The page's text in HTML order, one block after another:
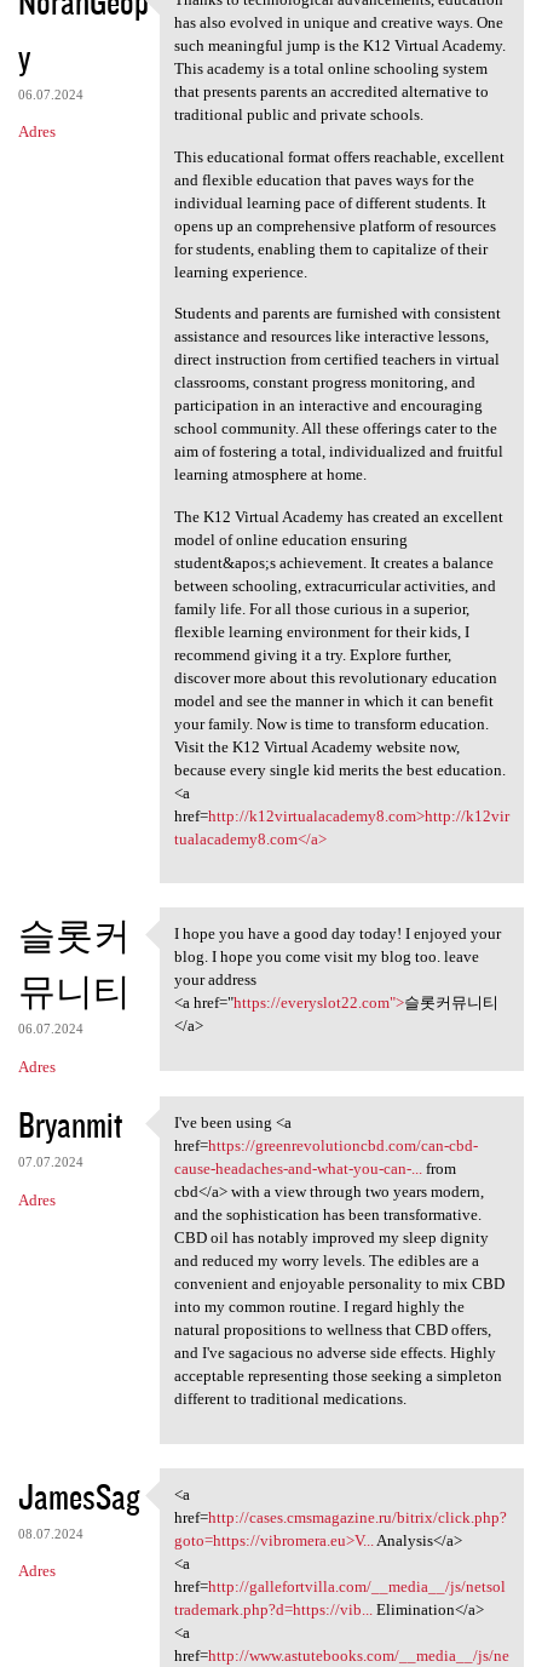
y
06.07.2024
Adres
Thanks to technological
has also evolved in unique and creative ways. One
such meaningful jump is the K12 Virtual Academy.
This academy is a total online schooling system
that presents parents an accredited alternative to
traditional public and private schools.
This educational format offers reachable, excellent
and flexible education that paves ways for the
individual learning pace of different students. It
opens up an comprehensive platform of resources
for students, enabling them to capitalize of their
learning experience.
Students and parents are furnished with consistent
assistance and resources like interactive lessons,
direct instruction from certified teachers in virtual
classrooms, constant progress monitoring, and
participation in an interactive and encouraging
school community. All these offerings cater to the
aim of fostering a total, individualized and fruitful
learning atmosphere at home.
The K12 Virtual Academy has created an excellent
model of online education ensuring
student&apos;s achievement. It creates a balance
between schooling, extracurricular activities, and
family life. For all those curious in a superior,
flexible learning environment for their kids, I
recommend giving it a try. Explore further,
discover more about this revolutionary education
model and see the manner in which it can benefit
your family. Now is time to transform education.
Visit the K12 Virtual Academy website now,
because every single kid merits the best education.
<a
href=http://k12virtualacademy8.com>http://k12vir
tualacademy8.com</a>
슬롯커
뮤니티
06.07.2024
Adres
I hope you have a good day
I hope you have a good day today! I enjoyed your
blog. I hope you come visit my blog too. leave
your address
<a href="https://everyslot22.com">슬롯커뮤니티
</a>
Bryanmit
07.07.2024
Adres
I've been using <a href
I've been using <a
href=https://greenrevolutioncbd.com/can-cbd-
cause-headaches-and-what-you-can-...from
cbd</a> with a view through two years modern,
and the sophistication has been transformative.
CBD oil has notably improved my sleep dignity
and reduced my worry levels. The edibles are a
convenient and enjoyable personality to mix CBD
into my common routine. I regard highly the
natural propositions to wellness that CBD offers,
and I've sagacious no adverse side effects. Highly
acceptable representing those seeking a simpleton
different to traditional medications.
JamesSag
08.07.2024
Adres
<a href=http://cases
<a
href=http://cases.cmsmagazine.ru/bitrix/click.php?
goto=https://vibromera.eu>V...
Analysis</a>
<a
href=http://gallefortvilla.com/__media__/js/netsol
trademark.php?d=https://vib...
Elimination</a>
<a
href=http://www.astutebooks.com/__media__/js/ne